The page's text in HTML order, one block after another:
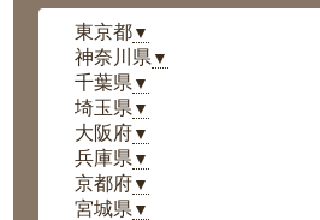
東京都▼
神奈川県 ▼
千葉県 ▼
埼玉県 ▼
大阪府▼
兵庫県 ▼
京都府▼
宮城県 ▼